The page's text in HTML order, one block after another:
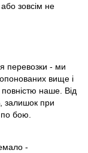
зовсім не
перевозки - ми
вище і
повністю наше. Від
залишок при
по бою.
-